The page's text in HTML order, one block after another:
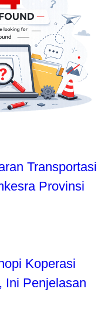
Transportasi
Provinsi
Koperasi
Ini Penjelasan